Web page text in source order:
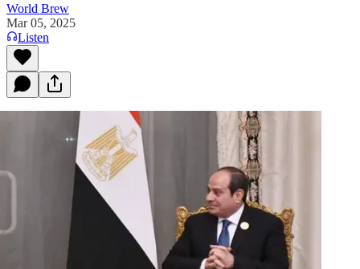
World Brew
Mar 05, 2025
Listen